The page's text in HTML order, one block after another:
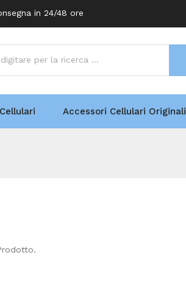
in 24/48 ore
Accessori Cellulari Originali